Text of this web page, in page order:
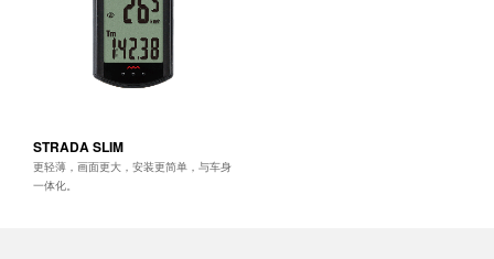
STRADA SLIM
更轻薄，画面更大，安装更简单，与车身
一体化。